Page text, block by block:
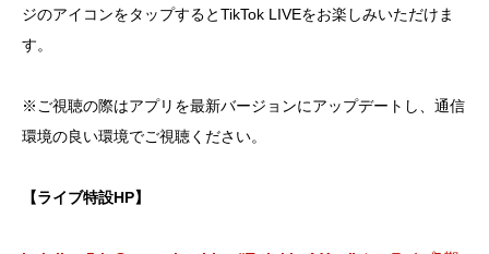
ジのアイコンをタップするとTikTok LIVEをお楽しみいただけま
す。
※ご視聴の際はアプリを最新バージョンにアップデートし、通信
環境の良い環境でご視聴ください。
【ライブ特設HP】